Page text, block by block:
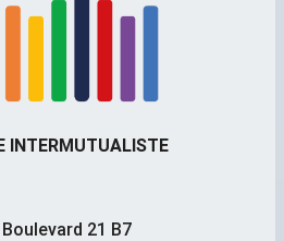
INTERMUTUALISTE
21 B7